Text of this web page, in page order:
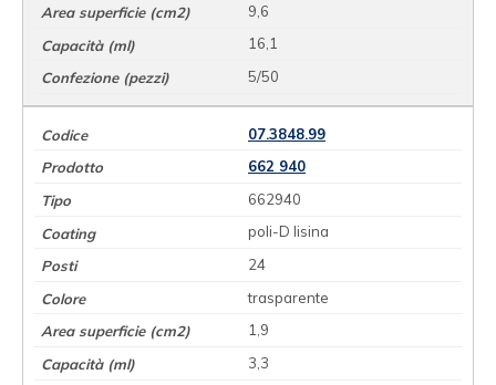
9,6
16,1
5/50
07.3848.99
662 940
662940
poli-D lisina
24
trasparente
1,9
3,3